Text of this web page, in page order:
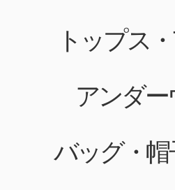
トップス
アンダ
バッグ・帽